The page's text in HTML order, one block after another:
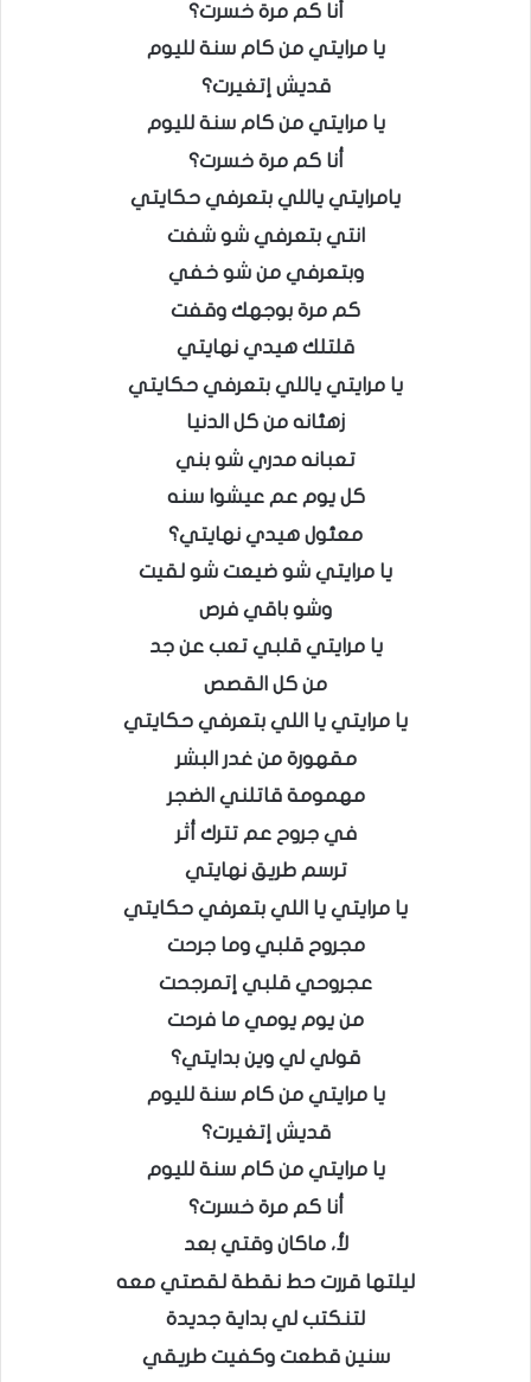
أنا كم مرة خسرت؟
يا مرايتي من كام سنة لليوم
قديش إتغيرت؟
يا مرايتي من كام سنة لليوم
أنا كم مرة خسرت؟
يامرايتي ياللي بتعرفي حكايتي
انتي بتعرفي شو شفت
وبتعرفي من شو خفي
كم مرة بوجهك وقفت
قلتلك هيدي نهايتي
يا مرايتي ياللي بتعرفي حكايتي
زهئانه من كل الدنيا
تعبانه مدري شو بني
كل يوم عم عيشوا سنه
معئول هيدي نهايتي؟
يا مرايتي شو ضيعت شو لقيت
وشو باقي فرص
يا مرايتي قلبي تعب عن جد
من كل القصص
يا مرايتي يا اللي بتعرفي حكايتي
مقهورة من غدر البشر
مهمومة قاتلني الضجر
في جروح عم تترك أثر
ترسم طريق نهايتي
يا مرايتي يا اللي بتعرفي حكايتي
مجروح قلبي وما جرحت
عجروحي قلبي إتمرجحت
من يوم يومي ما فرحت
قولي لي وين بدايتي؟
يا مرايتي من كام سنة لليوم
قديش إتغيرت؟
يا مرايتي من كام سنة لليوم
أنا كم مرة خسرت؟
لأ، ماكان وقتي بعد
ليلتها قررت حط نقطة لقصتي معه
لتنكتب لي بداية جديدة
سنين قطعت وكفيت طريقي